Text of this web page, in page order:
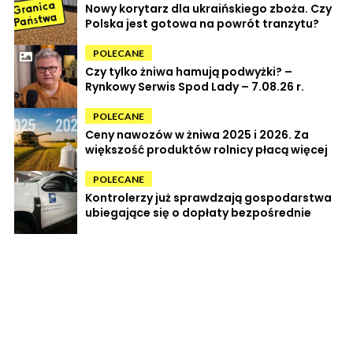
Nowy korytarz dla ukraińskiego zboża. Czy
Polska jest gotowa na powrót tranzytu?
POLECANE
Czy tylko żniwa hamują podwyżki? –
Rynkowy Serwis Spod Lady – 7.08.26 r.
POLECANE
Ceny nawozów w żniwa 2025 i 2026. Za
większość produktów rolnicy płacą więcej
POLECANE
Kontrolerzy już sprawdzają gospodarstwa
ubiegające się o dopłaty bezpośrednie